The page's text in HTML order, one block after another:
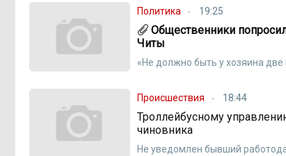
Политика 19:25
Общественники
Читы
«Не должно быть у хозяина две
Происшествия 18:44
Троллейбусному
чиновника
Не уведомлен бывший